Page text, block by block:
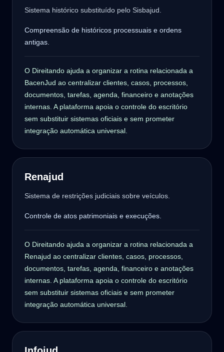
Sistema histórico substituído pelo Sisbajud.
Compreensão de históricos processuais e ordens
antigas.
O Direitando ajuda a organizar a rotina relacionada a
BacenJud ao centralizar clientes, casos, processos,
documentos, tarefas, agenda, financeiro e anotações
internas. A plataforma apoia o controle do escritório
sem substituir sistemas oficiais e sem prometer
integração automática universal.
Renajud
Sistema de restrições judiciais sobre veículos.
Controle de atos patrimoniais e execuções.
O Direitando ajuda a organizar a rotina relacionada a
Renajud ao centralizar clientes, casos, processos,
documentos, tarefas, agenda, financeiro e anotações
internas. A plataforma apoia o controle do escritório
sem substituir sistemas oficiais e sem prometer
integração automática universal.